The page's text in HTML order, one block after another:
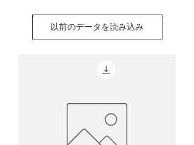
以前のデータを読み込み